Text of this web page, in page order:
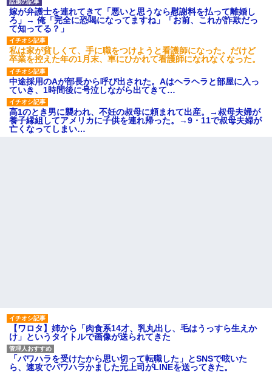
嫁が弁護士を連れてきて「悪いと思うなら慰謝料を払って離婚し
ろ」→ 俺「完全に恐喝になってますね」「お前、これが詐欺だっ
て知ってる？」
私は家が貧しくて、手に職をつけようと看護師になった。だけど
卒業を控えた年の1月末、車にひかれて看護師になれなくなった。
中途採用のAが部長から呼び出された。Aはヘラヘラと部屋に入っ
ていき、1時間後に号泣しながら出てきて…
高1のとき男に襲われ、不妊の叔母に頼まれて出産。→叔母夫婦が
養子縁組してアメリカに子供を連れ帰った。→9・11で叔母夫婦が
亡くなってしまい…
【ワロタ】姉から「肉食系14才、乳丸出し、毛はうっすら生えか
け」というタイトルで画像が送られてきた
「パワハラを受けたから思い切って転職した」とSNSで呟いた
ら、速攻でパワハラかました元上司がLINEを送ってきた。